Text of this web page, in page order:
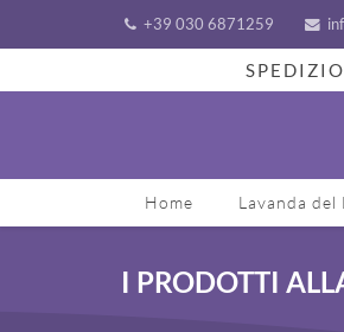
+39 030 6871259
Home Lavanda del
I PRODOTTI